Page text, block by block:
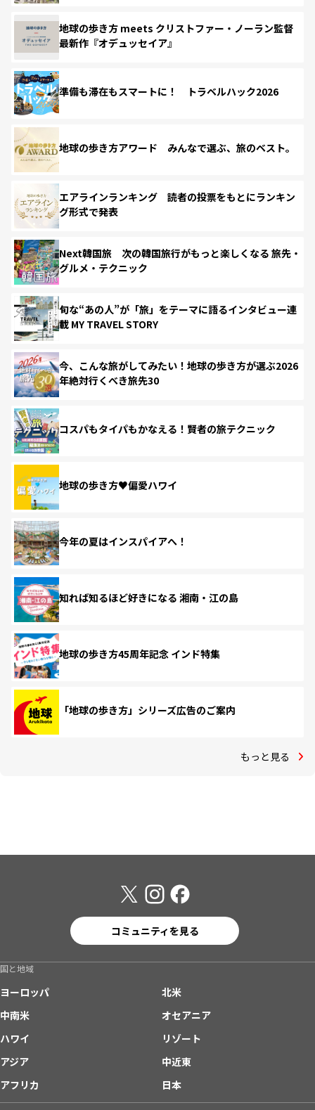
地球の歩き方 meets クリストファー・ノーラン監督
最新作『オデュッセイア』
準備も滞在もスマートに！ トラベルハック2026
地球の歩き方アワード みんなで選ぶ、旅のベスト。
エアラインランキング 読者の投票をもとにランキン
グ形式で発表
Next韓国旅 次の韓国旅行がもっと楽しくなる 旅先・
グルメ・テクニック
旬な“あの人”が「旅」をテーマに語るインタビュー連
載 MY TRAVEL STORY
今、こんな旅がしてみたい！地球の歩き方が選ぶ2026
年絶対行くべき旅先30
コスパもタイパもかなえる！賢者の旅テクニック
地球の歩き方♥偏愛ハワイ
今年の夏はインスパイアへ！
知れば知るほど好きになる 湘南・江の島
地球の歩き方45周年記念 インド特集
「地球の歩き方」シリーズ広告のご案内
もっと見る
コミュニティを見る
国と地域
ヨーロッパ
北米
中南米
オセアニア
ハワイ
リゾート
アジア
中近東
アフリカ
日本